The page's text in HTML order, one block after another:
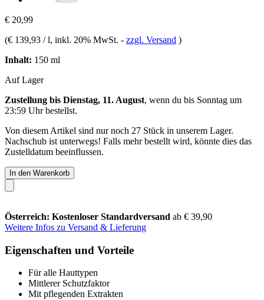
€ 20,99
(€ 139,93 / l, inkl. 20% MwSt. - zzgl. Versand )
Inhalt: 150 ml
Auf Lager
Zustellung bis Dienstag, 11. August, wenn du bis Sonntag um
23:59 Uhrbestellst.
Von diesem Artikel sind nur noch 27 Stück in unserem Lager.
Nachschub ist unterwegs! Falls mehr bestellt wird, könnte dies das
Zustelldatum beeinflussen.
In den Warenkorb
Österreich: Kostenloser Standardversand ab € 39,90
Weitere Infos zu Versand & Lieferung
Eigenschaften und Vorteile
Für alle Hauttypen
Mittlerer Schutzfaktor
Mit pflegenden Extrakten